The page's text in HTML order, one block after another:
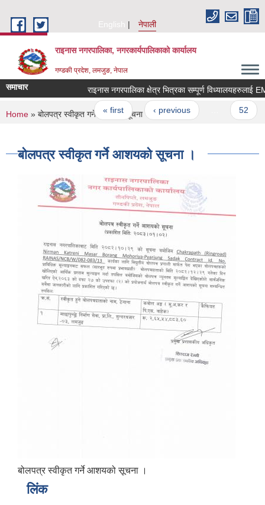
English
नेपाली
राइनास नगरपालिका, नगरकार्यपालिकाको कार्यालय
गण्डकी प्रदेश, लमजुङ, नेपाल
समाचार
Pages
« first ‹ previous 52
You are here
Home » बोलपत्र स्वीकृत गर्ने आशयको सूचना ।
बोलपत्र स्वीकृत गर्ने आशयको सूचना ।
बोलपत्र स्वीकृत गर्ने आशयको सूचना ।
लिंक